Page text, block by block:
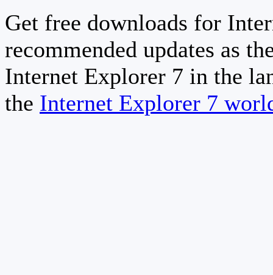
Get free downloads for
recommended updates as
Internet Explorer 7 in the
the Internet Explorer 7